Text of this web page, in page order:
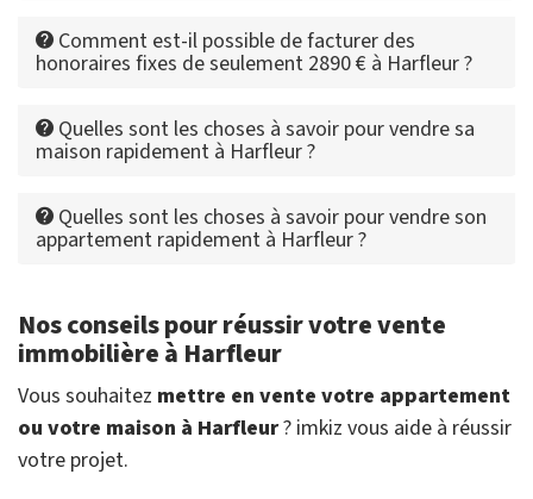
Comment est-il possible de facturer des
honoraires fixes de seulement 2890 € à Harfleur ?
Quelles sont les choses à savoir pour vendre sa
maison rapidement à Harfleur ?
Quelles sont les choses à savoir pour vendre son
appartement rapidement à Harfleur ?
Nos conseils pour réussir votre vente
immobilière à Harfleur
Vous souhaitez mettre en vente votre appartement
ou votre maison à Harfleur? imkiz vous aide à réussir
votre projet.